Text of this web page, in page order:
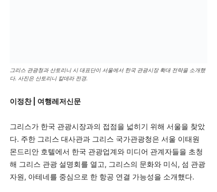
그리스 관광청과 산토리니 시 대표단이 서울에서 한국 관광시장 확대 전략을 소개했
다. 사진은 산토리니 칼데라 전경.
이정찬 | 여행레저신문
그리스가 한국 관광시장과의 접점을 넓히기 위해 서울을 찾았
다. 주한 그리스 대사관과 그리스 국가관광청은 서울 이태원
몬드리안 호텔에서 한국 관광업계와 미디어 관계자들을 초청
해 그리스 관광 설명회를 열고, 그리스의 문화와 미식, 섬 관광
자원, 아테네를 중심으로 한 항공 연결 가능성을 소개했다.